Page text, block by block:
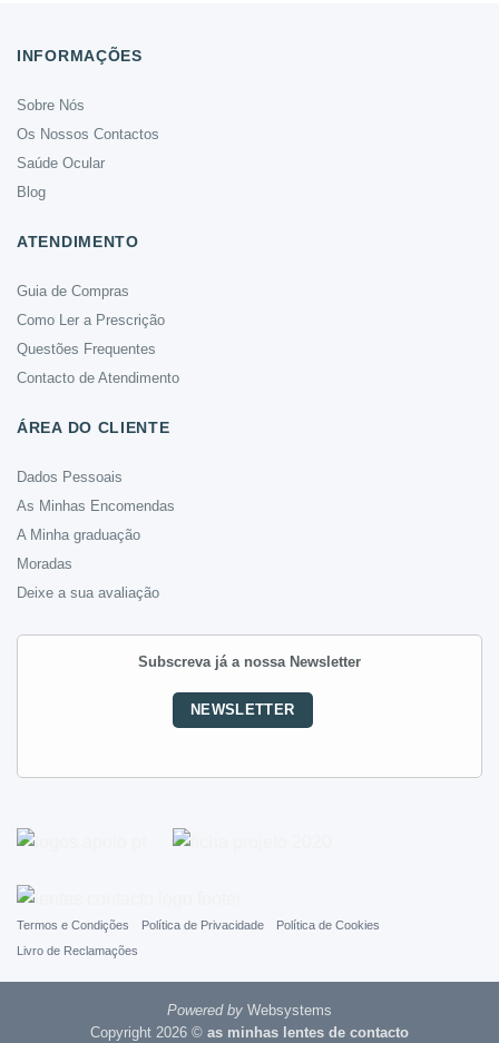
INFORMAÇÕES
Sobre Nós
Os Nossos Contactos
Saúde Ocular
Blog
ATENDIMENTO
Guia de Compras
Como Ler a Prescrição
Questões Frequentes
Contacto de Atendimento
ÁREA DO CLIENTE
Dados Pessoais
As Minhas Encomendas
A Minha graduação
Moradas
Deixe a sua avaliação
Subscreva já a nossa Newsletter
NEWSLETTER
Termos e Condições Política de Privacidade
Política de Cookies
Livro de Reclamações
Powered by Websystems
Copyright 2026 © as minhas lentes de contacto